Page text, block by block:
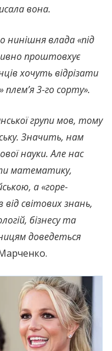
вона.
влада «під
проштовхує
хочуть відрізати
плем’я 3-го сорту».
групи мов, тому
Значить, нам
науки. Але нас
математику,
а «горе-
від світових знань,
бізнесу та
доведеться